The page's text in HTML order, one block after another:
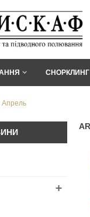
СНОРКЛИНГ
Апрель